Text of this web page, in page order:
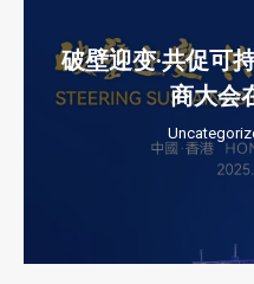
破壁迎变·共促可
商大会